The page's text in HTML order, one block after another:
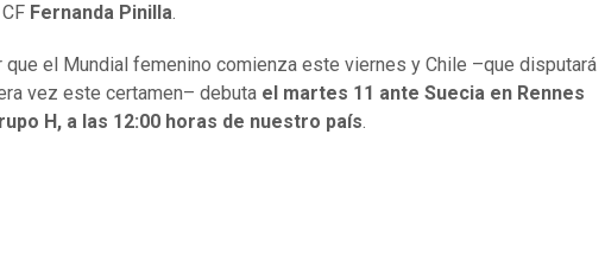
Fernanda Pinilla.
que el Mundial femenino comienza este viernes y Chile –que disputará
vez este certamen– debuta el martes 11 ante Suecia en Rennes
H, a las 12:00 horas de nuestro país.